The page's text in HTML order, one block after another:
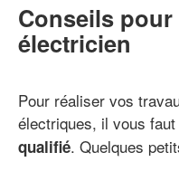
Conseils
électricien
Pour réaliser vos
électriques, il vous
qualifié. Quelques